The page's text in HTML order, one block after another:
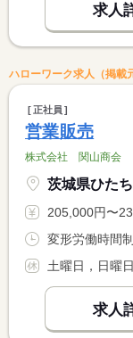
求人
ハローワーク求人（掲載
正社員
営業販売
株式会社 関山商会
茨城県ひた
205,000円〜235,000円 ※フルタ
土曜日，日曜
求人